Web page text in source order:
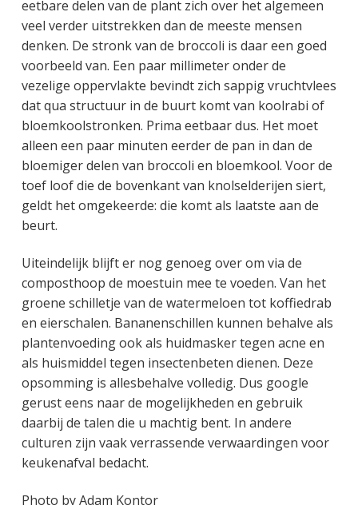
eetbare delen van de plant zich over het algemeen
veel verder uitstrekken dan de meeste mensen
denken. De stronk van de broccoli is daar een goed
voorbeeld van. Een paar millimeter onder de
vezelige oppervlakte bevindt zich sappig vruchtvlees
dat qua structuur in de buurt komt van koolrabi of
bloemkoolstronken. Prima eetbaar dus. Het moet
alleen een paar minuten eerder de pan in dan de
bloemiger delen van broccoli en bloemkool. Voor de
toef loof die de bovenkant van knolselderijen siert,
geldt het omgekeerde: die komt als laatste aan de
beurt.
Uiteindelijk blijft er nog genoeg over om via de
composthoop de moestuin mee te voeden. Van het
groene schilletje van de watermeloen tot koffiedrab
en eierschalen. Bananenschillen kunnen behalve als
plantenvoeding ook als huidmasker tegen acne en
als huismiddel tegen insectenbeten dienen. Deze
opsomming is allesbehalve volledig. Dus google
gerust eens naar de mogelijkheden en gebruik
daarbij de talen die u machtig bent. In andere
culturen zijn vaak verrassende verwaardingen voor
keukenafval bedacht.
Photo by Adam Kontor